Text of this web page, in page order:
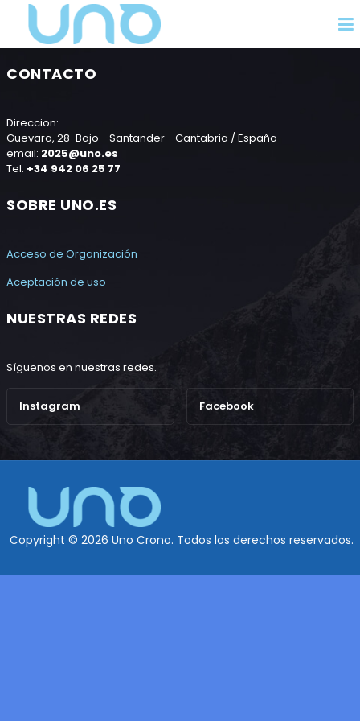
CONTACTO
Direccion:
Guevara, 28-Bajo - Santander - Cantabria / España
email: 2025@uno.es
Tel: +34 942 06 25 77
SOBRE UNO.ES
Acceso de Organización
Aceptación de uso
NUESTRAS REDES
Síguenos en nuestras redes.
Instagram Facebook
Copyright © 2026 Uno Crono. Todos los derechos reservados.